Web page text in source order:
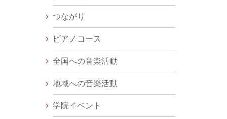
つながり
ピアノコース
全国への音楽活動
地域への音楽活動
学院イベント